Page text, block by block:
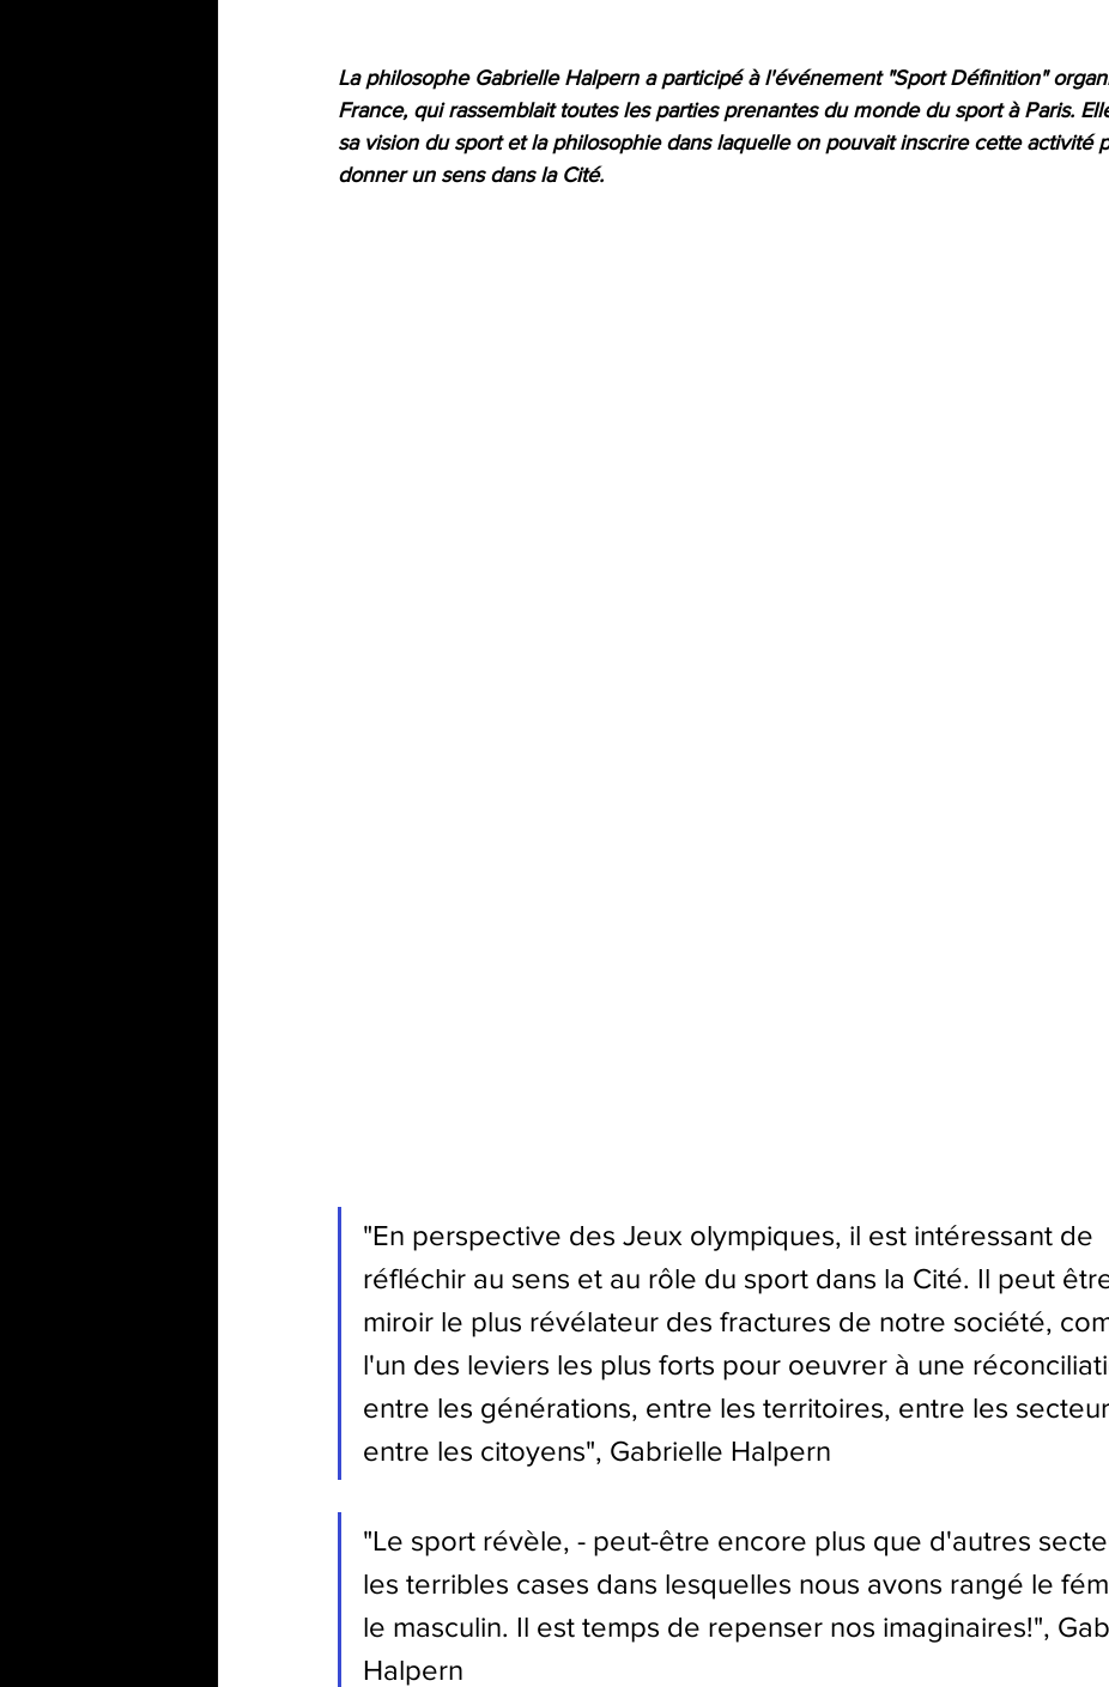
La philosophe Gabrielle Halpern a participé à l'événement "Sport Définition"
France, qui rassemblait toutes les parties prenantes du monde du sport à Paris.
sa vision du sport et la philosophie dans laquelle on pouvait inscrire cette activité
donner un sens dans la Cité.
"En perspective des Jeux olympiques, il est intéressant de
réfléchir au sens et au rôle du sport dans la Cité. Il peut
miroir le plus révélateur des fractures de notre société,
l'un des leviers les plus forts pour oeuvrer à une
entre les générations, entre les territoires, entre les
entre les citoyens", Gabrielle Halpern
"Le sport révèle, - peut-être encore plus que d'autres
les terribles cases dans lesquelles nous avons rangé le
le masculin. Il est temps de repenser nos imaginaires!",
Halpern